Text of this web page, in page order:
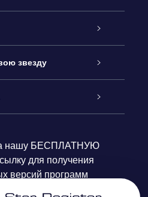
Star Gift
OSR
звезду
страница Star Page
нашу БЕСПЛАТНУЮ
для получения
версий программ